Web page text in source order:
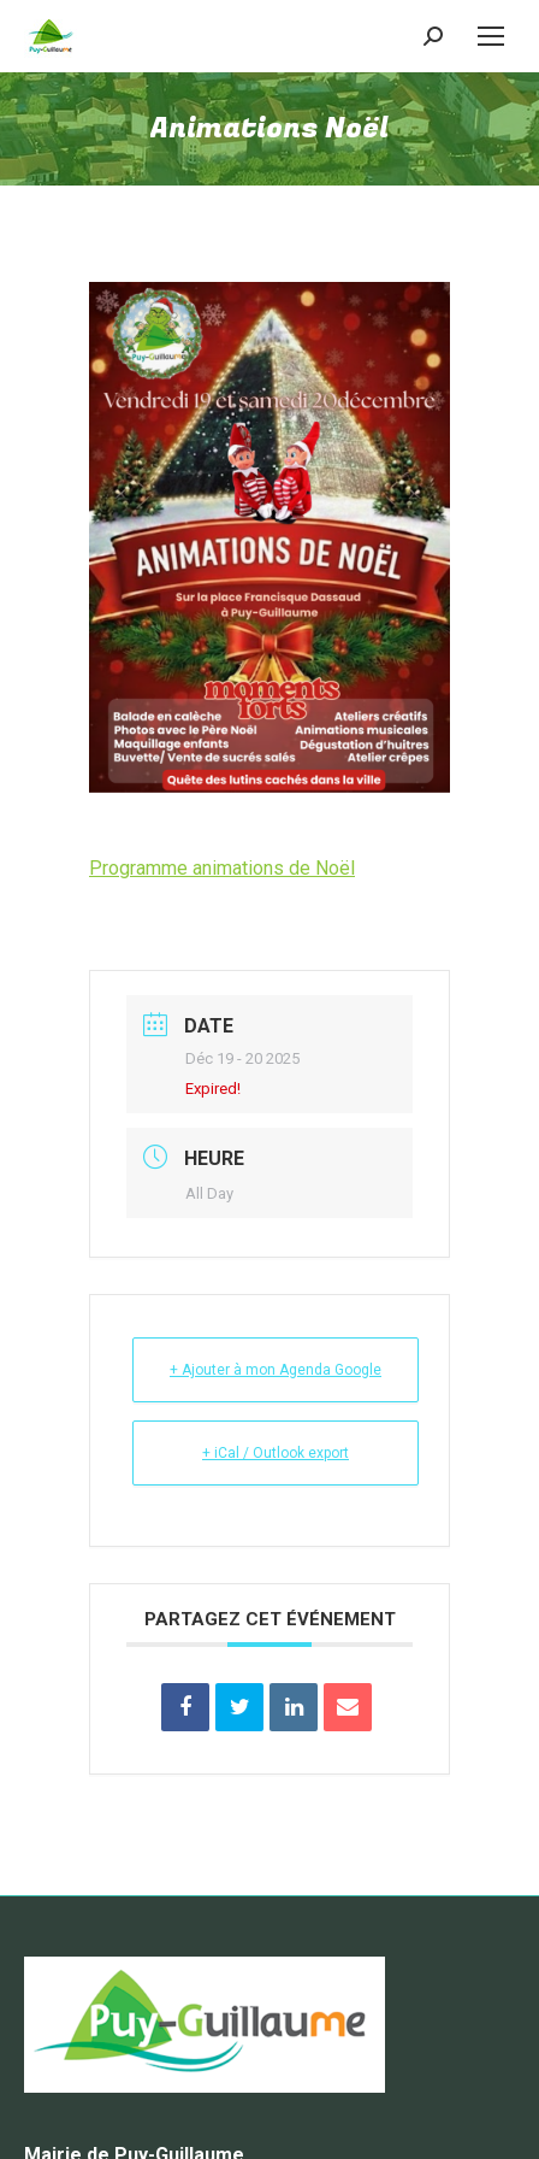
Recherche
:
Animations Noël
Programme animations de Noël
DATE
Déc 19 - 20 2025
Expired!
HEURE
All Day
+ Ajouter à mon Agenda Google
+ iCal / Outlook export
PARTAGEZ CET ÉVÉNEMENT